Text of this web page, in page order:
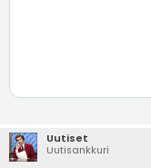
Uutiset
Uutisankkuri